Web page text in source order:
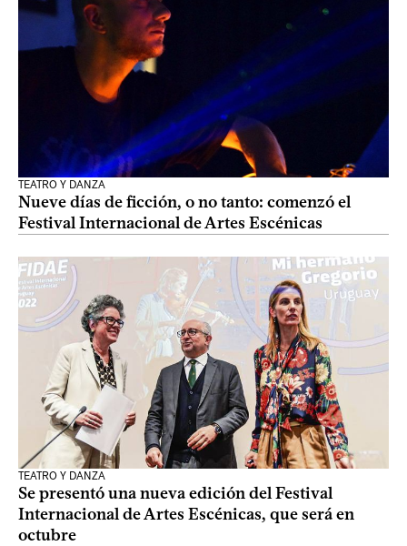
TEATRO Y DANZA
Nueve días de ficción, o no tanto: comenzó el
Festival Internacional de Artes Escénicas
TEATRO Y DANZA
Se presentó una nueva edición del Festival
Internacional de Artes Escénicas, que será en
octubre